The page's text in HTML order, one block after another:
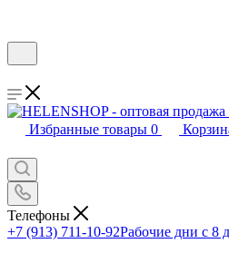
Избранные товары 0
Телефоны
+7 (913) 711-10-92Рабочие дни с 8